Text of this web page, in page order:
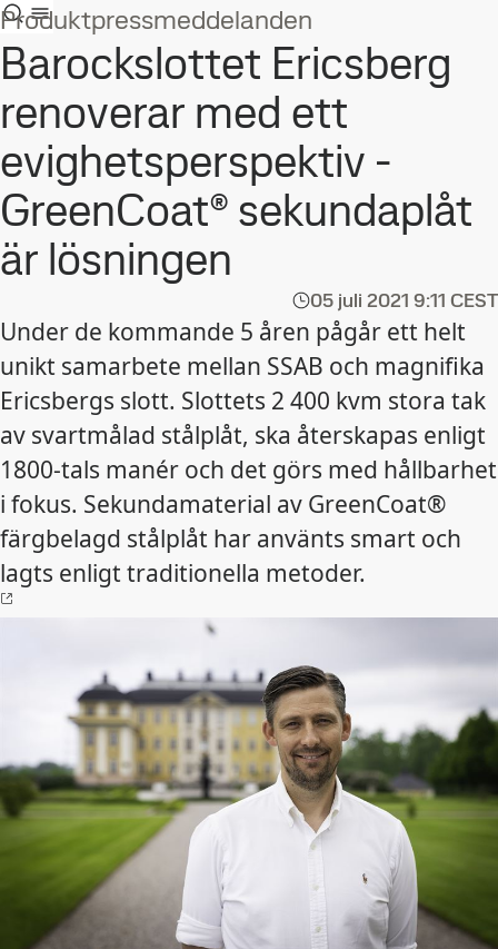
Produktpressmeddelanden
Barockslottet Ericsberg
renoverar med ett
evighetsperspektiv -
GreenCoat® sekundaplåt
är lösningen
05 juli 2021 9:11 CEST
Under de kommande 5 åren pågår ett helt
unikt samarbete mellan SSAB och magnifika
Ericsbergs slott. Slottets 2 400 kvm stora tak
av svartmålad stålplåt, ska återskapas enligt
1800-tals manér och det görs med hållbarhet
i fokus. Sekundamaterial av GreenCoat®
färgbelagd stålplåt har använts smart och
lagts enligt traditionella metoder.